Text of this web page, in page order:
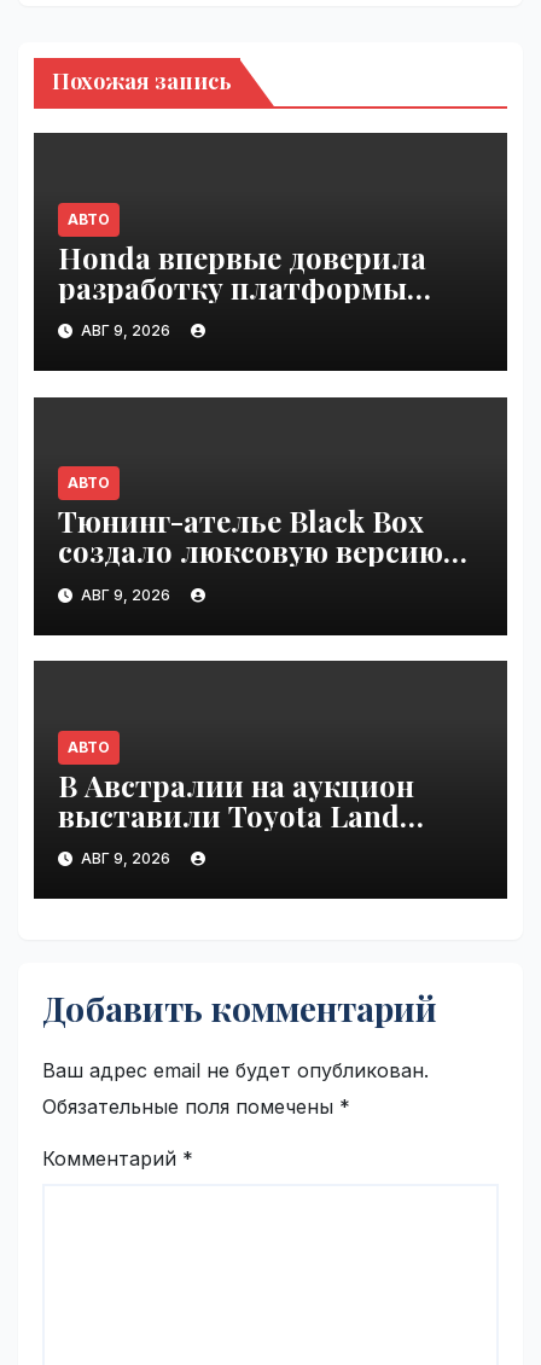
Похожая запись
АВТО
Honda впервые доверила
разработку платформы
индийской компании Tata
Technologies | VseTime.ru
АВГ 9, 2026
АВТО
Тюнинг-ателье Black Box
создало люксовую версию
Land Cruiser 70 | VseTime.ru
АВГ 9, 2026
АВТО
В Австралии на аукцион
выставили Toyota Land
Cruiser 200, проехавший 1
млн км | VseTime.ru
АВГ 9, 2026
Добавить комментарий
Ваш адрес email не будет опубликован.
Обязательные поля помечены *
Комментарий *